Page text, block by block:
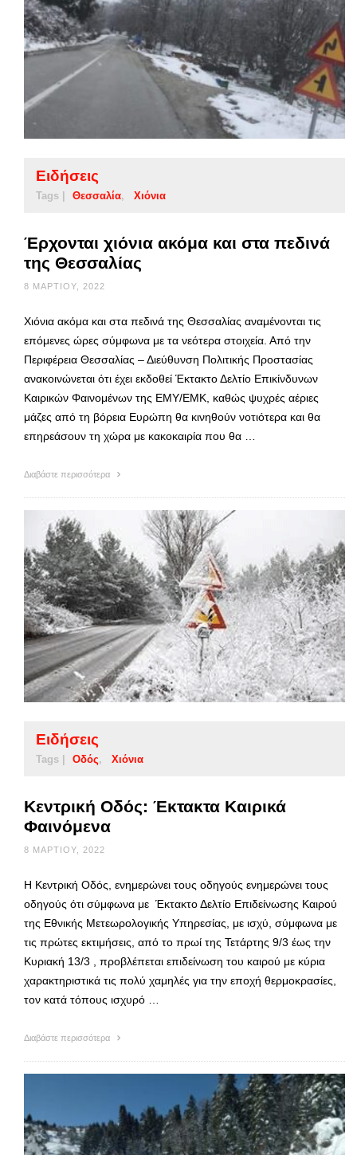
Ειδήσεις
Tags | Θεσσαλία Χιόνια
Έρχονται χιόνια ακόμα και στα πεδινά
της Θεσσαλίας
8 ΜΑΡΤΊΟΥ, 2022
Χιόνια ακόμα και στα πεδινά της Θεσσαλίας αναμένονται τις
επόμενες ώρες σύμφωνα με τα νεότερα στοιχεία. Από την
Περιφέρεια Θεσσαλίας – Διεύθυνση Πολιτικής Προστασίας
ανακοινώνεται ότι έχει εκδοθεί Έκτακτο Δελτίο Επικίνδυνων
Καιρικών Φαινομένων της ΕΜΥ/ΕΜΚ, καθώς ψυχρές αέριες
μάζες από τη βόρεια Ευρώπη θα κινηθούν νοτιότερα και θα
επηρεάσουν τη χώρα με κακοκαιρία που θα …
Διαβάστε περισσότερα
Ειδήσεις
Tags | Οδός Χιόνια
Κεντρική Οδός: Έκτακτα Καιρικά
Φαινόμενα
8 ΜΑΡΤΊΟΥ, 2022
Η Κεντρική Οδός, ενημερώνει τους οδηγούς ενημερώνει τους
οδηγούς ότι σύμφωνα με Έκτακτο Δελτίο Επιδείνωσης Καιρού
της Εθνικής Μετεωρολογικής Υπηρεσίας, με ισχύ, σύμφωνα με
τις πρώτες εκτιμήσεις, από το πρωί της Τετάρτης 9/3 έως την
Κυριακή 13/3 , προβλέπεται επιδείνωση του καιρού με κύρια
χαρακτηριστικά τις πολύ χαμηλές για την εποχή θερμοκρασίες,
τον κατά τόπους ισχυρό …
Διαβάστε περισσότερα